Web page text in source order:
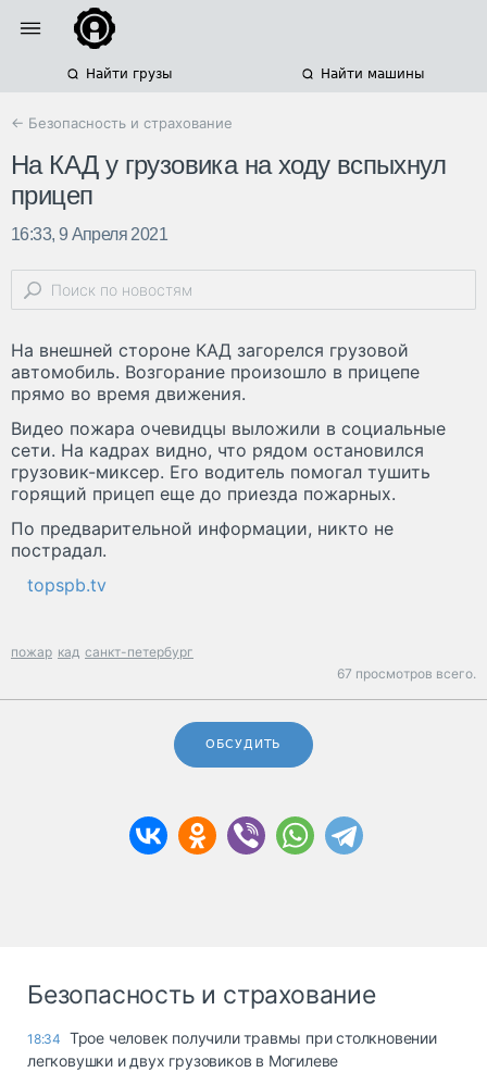
Найти грузы Найти машины
← Безопасность и страхование
На КАД у грузовика на ходу вспыхнул
прицеп
16:33, 9 Апреля 2021
На внешней стороне КАД загорелся грузовой
автомобиль. Возгорание произошло в прицепе
прямо во время движения.
Видео пожара очевидцы выложили в социальные
сети. На кадрах видно, что рядом остановился
грузовик-миксер. Его водитель помогал тушить
горящий прицеп еще до приезда пожарных.
По предварительной информации, никто не
пострадал.
topspb.tv
пожар кад санкт-петербург
67 просмотров всего.
ОБСУДИТЬ
Безопасность и страхование
18:34 Трое человек получили травмы при столкновении
легковушки и двух грузовиков в Могилеве